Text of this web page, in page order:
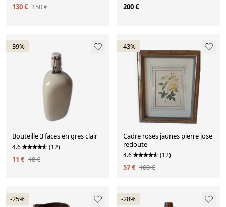
130 € 150 € 200 €
-39%
Bouteille 3 faces en gres clair
4.6 (12)
11 € 18 €
-43%
Cadre roses jaunes pierre jose
redoute
4.6 (12)
57 € 100 €
-25% -28%